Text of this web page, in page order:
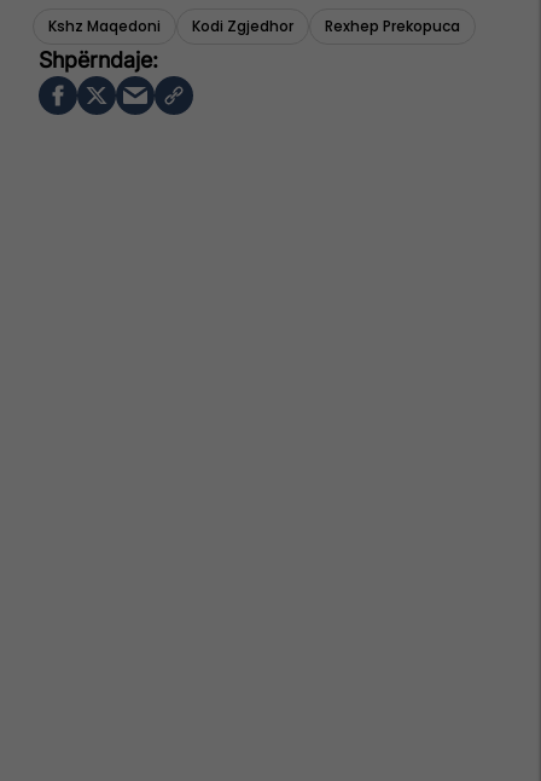
Kshz Maqedoni Kodi Zgjedhor Rexhep Prekopuca